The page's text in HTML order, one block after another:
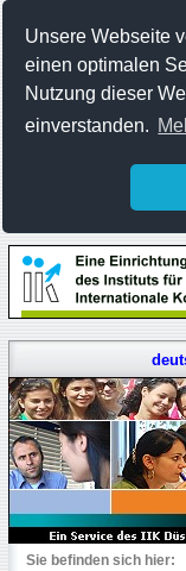
Unsere Webseite
einen optimalen
Nutzung dieser
einverstanden.
Sie befinden sich hier: